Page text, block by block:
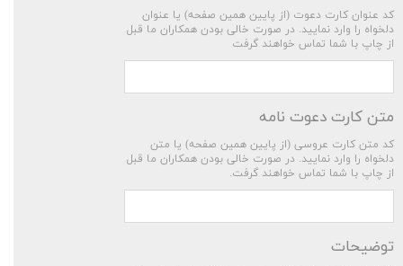
کد عنوان کارت دعوت (از پایین همین صفحه) یا عنوان
دلخواه را وارد نمایید. در صورت خالی بودن همکاران ما قبل
از چاپ با شما تماس خواهند گرفت
متن کارت دعوت نامه
کد متن کارت عروسی (از پایین همین صفحه) یا متن
دلخواه را وارد نمایید. در صورت خالی بودن همکاران ما قبل
از چاپ با شما تماس خواهند گرفت.
توضیحات